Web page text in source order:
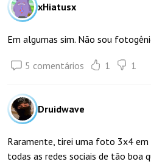
xHiatusx
Em algumas sim. Não sou
5 comentários 1 1
Druidwave
Raramente, tirei uma foto 3x4
todas as redes sociais de tão boa